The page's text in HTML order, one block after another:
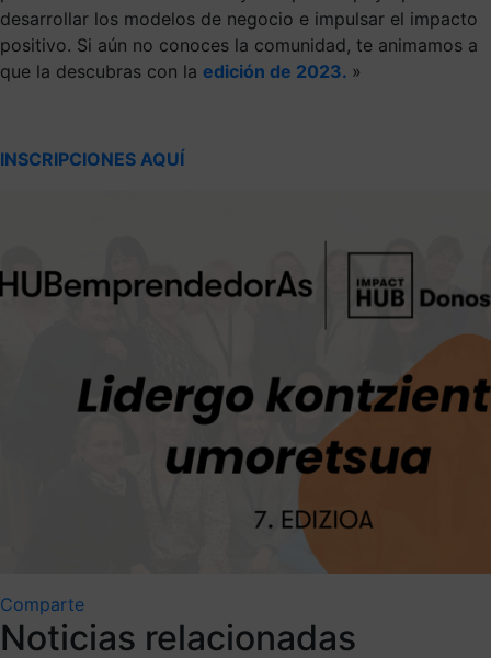
desarrollar los modelos de negocio e impulsar el impacto
positivo. Si aún no conoces la comunidad, te animamos a
que la descubras con la edición de 2023. »
INSCRIPCIONES AQUÍ
Comparte
Noticias relacionadas